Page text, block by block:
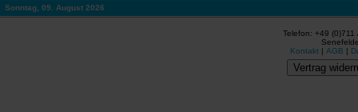
Sonntag, 09. August 2026
Telefon: +49
Kontakt | AGB |
Vertrag